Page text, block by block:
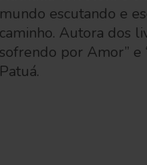
mundo escutando e
caminho. Autora dos
sofrendo por Amor” e
Patuá.